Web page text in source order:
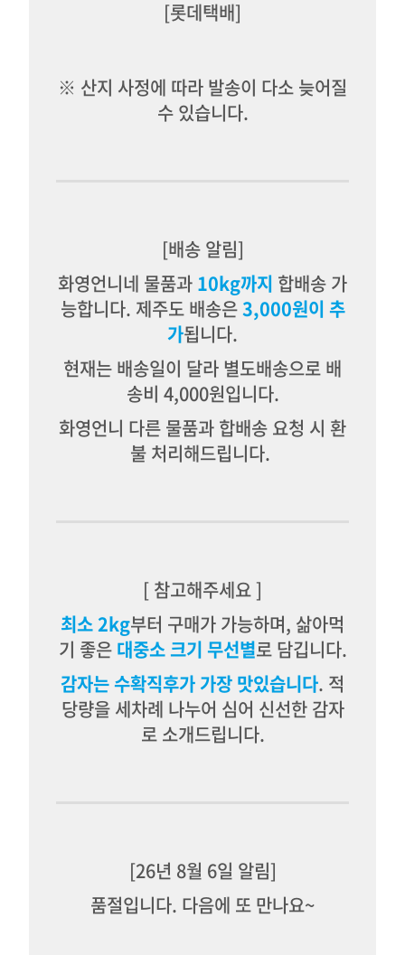
[롯데택배]
※ 산지 사정에 따라 발송이 다소 늦어질
수 있습니다.
[배송 알림]
화영언니네 물품과 10kg까지 합배송 가
능합니다. 제주도 배송은3,000원이 추
가됩니다.
현재는 배송일이 달라 별도배송으로 배
송비 4,000원입니다.
화영언니 다른 물품과 합배송 요청 시 환
불 처리해드립니다.
[ 참고해주세요 ]
최소 2kg부터 구매가 가능하며, 삶아먹
기 좋은대중소 크기 무선별로 담깁니다.
감자는수확직후가 가장 맛있습니다. 적
당량을 세차례 나누어 심어 신선한 감자
로 소개드립니다.
[26년 8월 6일 알림]
품절입니다. 다음에 또 만나요~